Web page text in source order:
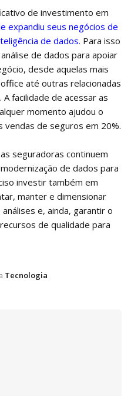
de investimento em
expandiu seus negócios de
de dados. Para isso
de dados para apoiar
desde aquelas mais
até outras relacionadas
facilidade de acessar as
momento ajudou o
vendas de seguros em 20%.
seguradoras continuem
de dados para
investir também em
manter e dimensionar
e, ainda, garantir o
de qualidade para
Tecnologia